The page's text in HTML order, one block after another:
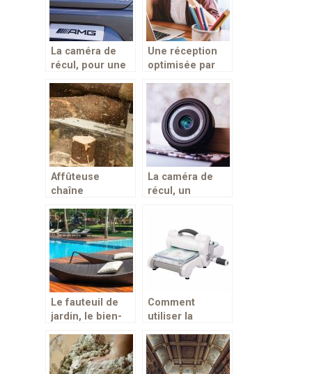
La caméra de
récul, pour une
en plus
sécuritaire
Une réception
optimisée par
Affûteuse
chaîne
pour plus
d’effcacité
La caméra de
récul, un
garantissant une
sécurité arrière
Le fauteuil de
jardin, le bien-
Comment
utiliser la
découpe ?